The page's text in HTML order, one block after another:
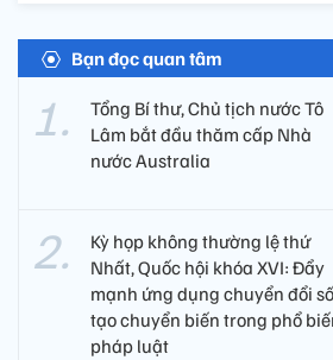
Bạn đọc quan tâm
Tổng Bí thư, Chủ tịch nước Tô
Lâm bắt đầu thăm cấp Nhà
nước Australia
Kỳ họp không thường lệ thứ
Nhất, Quốc hội khóa XVI: Đẩy
mạnh ứng dụng chuyển đổi
tạo chuyển biến trong phổ
pháp luật